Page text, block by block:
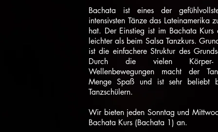
Bachata ist eines der
intensivsten Tänze das Lateinamerika
hat. Der Einstieg ist im Bachata Kurs
leichter als beim Salsa Tanzkurs.
ist die einfachere Struktur des
Durch die vielen
Wellenbewegungen macht der
Menge Spaß und ist sehr beliebt
Tanzschülern.
Wir bieten jeden Sonntag und
Bachata Kurs (Bachata 1) an.